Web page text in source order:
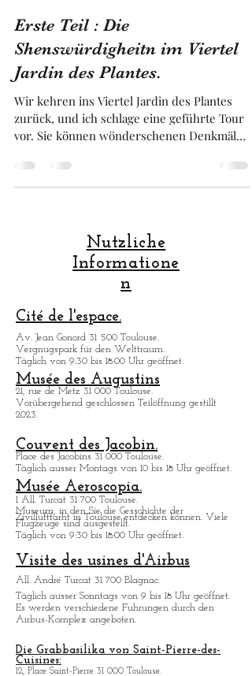
30. Aug. 2024
4 Min. Lesezeit
Erste Teil : Die
Shenswürdigheitn im Viertel
Jardin des Plantes.
Wir kehren ins Viertel Jardin des Plantes
vor. Sie können wönderschenen Denkmälen
entdecken !!! .
Nutzliche
n
Cité de l'espace.
Av. Jean Gonord 31 500 Toulouse.
Vergnugspark für den Welttraum.
Täglich von 9:30 bis 18:00 Uhr geöffnet.
Musée des Augustins
Vorübergehend geschlossen Teilöffnung gestillt
2023.
Couvent des Jacobin.
Place des Jacobins 31 000 Toulouse.
Täglich ausser Montags von 10 bis 18 Uhr geöffnet.
Musée Aeroscopia.
1 All. Turcat 31 700 Toulouse.
Zivilluftfarht in Toulouse entdecken kö
Flugzeuge sind ausgestellt.
Täglich von 9:30 bis 18:00 Uhr geöffnet.
Visite des usines d'Airbus
All. André Turcat 31 700 Blagnac.
Es werden verschiedene Fuhrungen durch den
Airbus-Komplex angeboten.